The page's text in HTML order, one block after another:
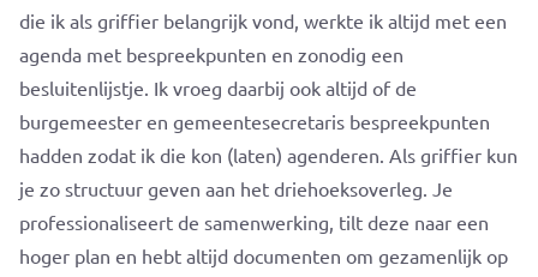
die ik als griffier belangrijk vond, werkte ik altijd met een
agenda met bespreekpunten en zonodig een
besluitenlijstje. Ik vroeg daarbij ook altijd of de
burgemeester en gemeentesecretaris bespreekpunten
hadden zodat ik die kon (laten) agenderen. Als griffier kun
je zo structuur geven aan het driehoeksoverleg. Je
professionaliseert de samenwerking, tilt deze naar een
hoger plan en hebt altijd documenten om gezamenlijk op